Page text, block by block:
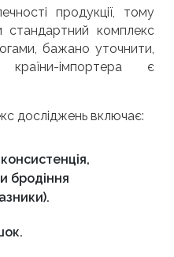
продукції, тому
комплекс
бажано уточнити,
імпортера є
досліджень включає:
бродіння